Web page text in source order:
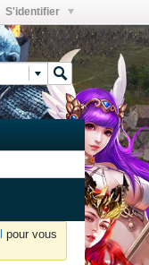
S'identifier
pour vous